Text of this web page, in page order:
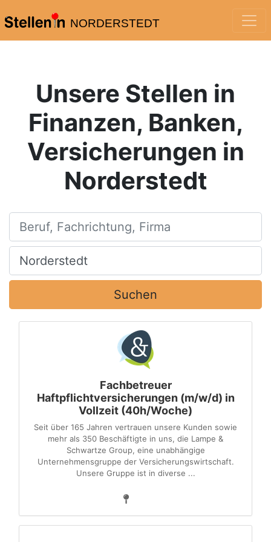
NORDERSTEDT
Unsere Stellen in
Finanzen, Banken,
Versicherungen in
Norderstedt
Beruf, Fachrichtung, Firma
Ort, Stadt
Suchen
Fachbetreuer
Haftpflichtversicherungen (m/w/d) in
Vollzeit (40h/Woche)
Seit über 165 Jahren vertrauen unsere Kunden sowie
mehr als 350 Beschäftigte in uns, die Lampe &
Schwartze Group, eine unabhängige
Unternehmensgruppe der Versicherungswirtschaft.
Unsere Gruppe ist in diverse ...